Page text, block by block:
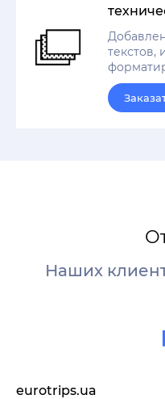
текстов,
Наших
eurotrips.ua